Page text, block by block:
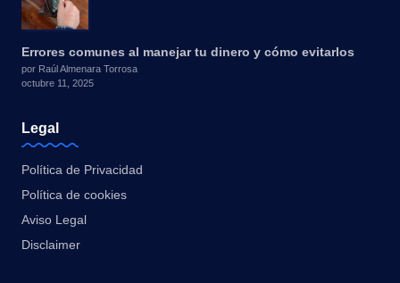
Errores comunes al manejar tu dinero y cómo evitarlos
por Raúl Almenara Torrosa
octubre 11, 2025
Legal
Política de Privacidad
Política de cookies
Aviso Legal
Disclaimer